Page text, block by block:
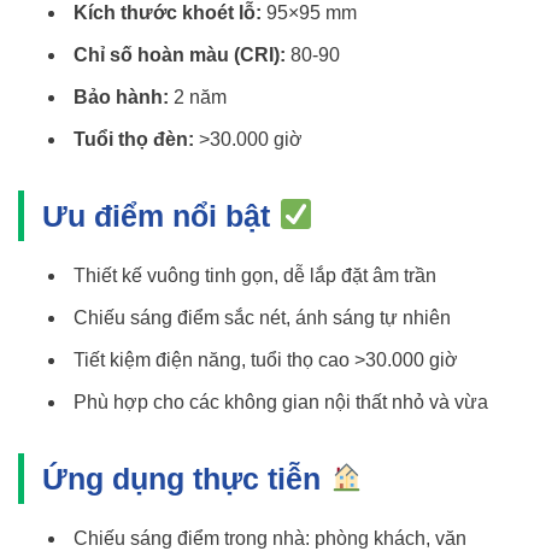
Kích thước khoét lỗ: 95×95 mm
Chỉ số hoàn màu (CRI): 80-90
Bảo hành: 2 năm
Tuổi thọ đèn: >30.000 giờ
Ưu điểm nổi bật
Thiết kế vuông tinh gọn, dễ lắp đặt âm trần
Chiếu sáng điểm sắc nét, ánh sáng tự nhiên
Tiết kiệm điện năng, tuổi thọ cao >30.000 giờ
Phù hợp cho các không gian nội thất nhỏ và vừa
Ứng dụng thực tiễn
Chiếu sáng điểm trong nhà: phòng khách, văn